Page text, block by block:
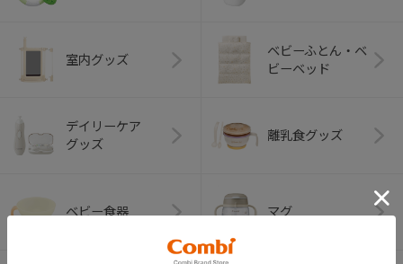
室内グッズ
ベビーふとん・ベ
ビーベッド
デイリーケア
グッズ
離乳食グッズ
ベビー食器 マグ